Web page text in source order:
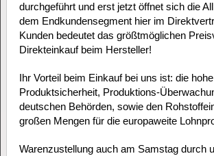
durchgeführt und erst jetzt öffnet sich die
dem Endkundensegment hier im
Kunden bedeutet das größtmöglichen
Direkteinkauf beim Hersteller!
Ihr Vorteil beim Einkauf bei uns ist: die
Produktsicherheit, Produktions-
deutschen Behörden, sowie den
großen Mengen für die europaweite
Warenzustellung auch am Samstag durch